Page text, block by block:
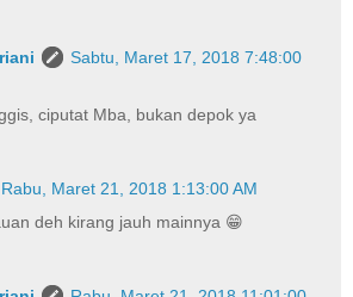
Sabtu, Maret 17, 2018 7:48:00
ciputat Mba, bukan depok ya
Rabu, Maret 21, 2018 1:13:00 AM
deh kirang jauh mainnya 😁